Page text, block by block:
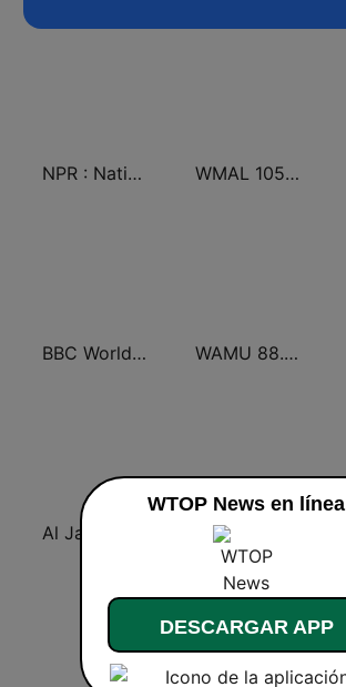
NPR : National Public Radio WMAL 105.9 FM
BBC World Service WAMU 88.5 FM
WTOP News en línea
DESCARGAR APP